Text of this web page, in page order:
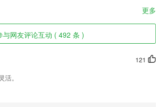
动态性，线上政冶和政治问题等;
；
更多
网友评论互动 ( 492 条 )
121
。